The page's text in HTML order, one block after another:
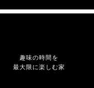
趣味の時間を
最大限に楽しむ家